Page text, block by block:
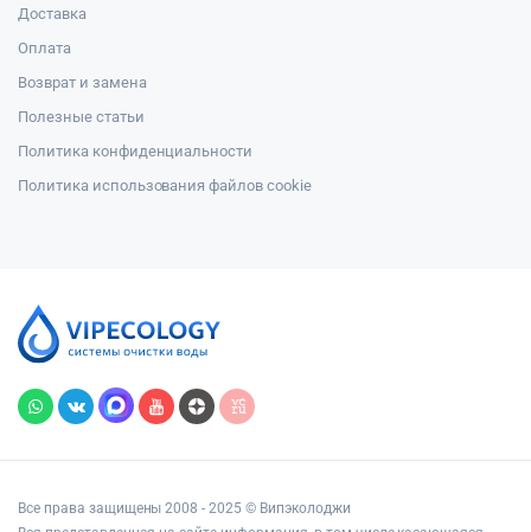
Доставка
Оплата
Возврат и замена
Полезные статьи
Политика конфиденциальности
Политика использования файлов cookie
Все права защищены 2008 - 2025 © Випэколоджи